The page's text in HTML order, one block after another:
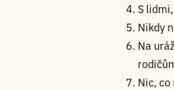
S
Nikdy
Na
Nic,